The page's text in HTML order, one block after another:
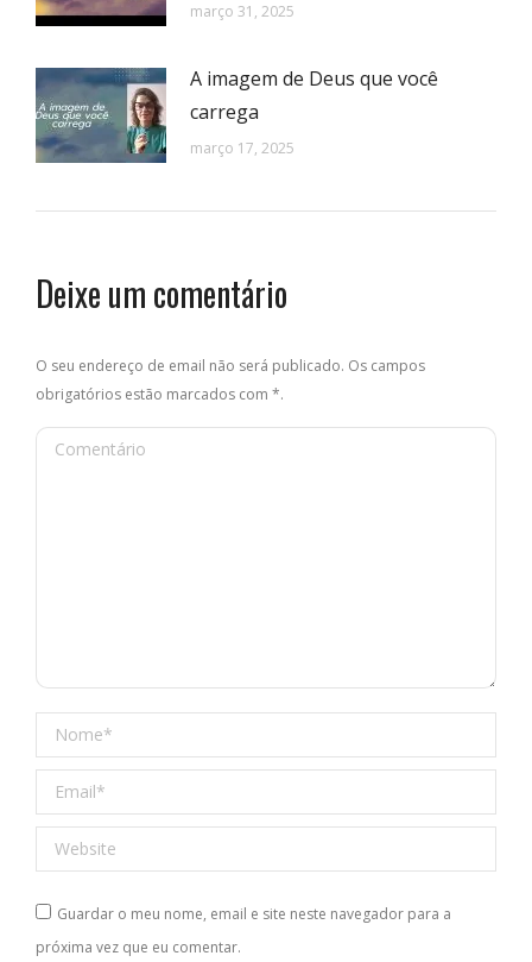
março 31, 2025
A imagem de Deus que você
carrega
março 17, 2025
Deixe um comentário
O seu endereço de email não será publicado. Os campos
obrigatórios estão marcados com *.
Comentário
Nome *
Email *
Website
Guardar o meu nome, email e site neste navegador para a
próxima vez que eu comentar.